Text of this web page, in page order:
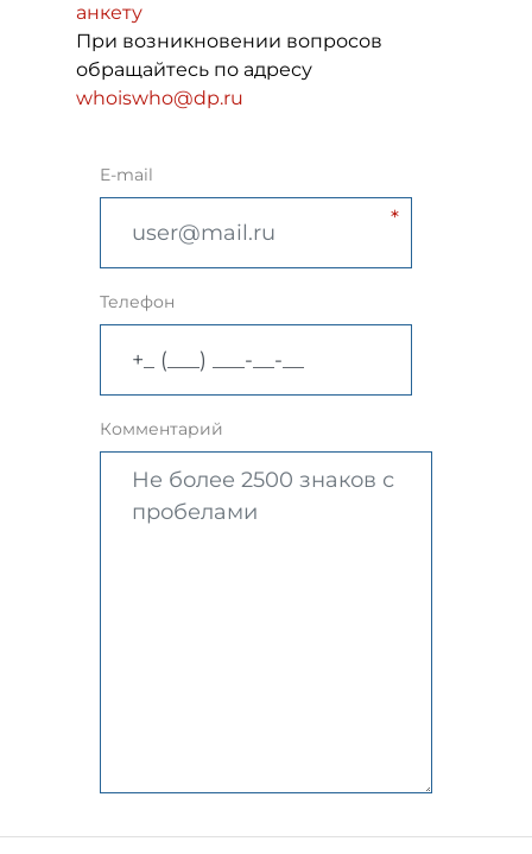
анкету
При возникновении вопросов
обращайтесь по адресу
whoiswho@dp.ru
E-mail
Телефон
Комментарий